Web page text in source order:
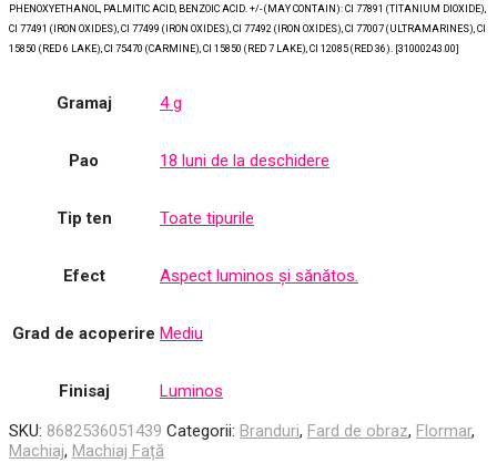
PHENOXYETHANOL, PALMITIC ACID, BENZOIC ACID. +/- (MAY CONTAIN): CI 77891 (TITANIUM DIOXIDE),
CI 77491 (IRON OXIDES), CI 77499 (IRON OXIDES), CI 77492 (IRON OXIDES), CI 77007 (ULTRAMARINES), CI
15850 (RED 6 LAKE), CI 75470 (CARMINE), CI 15850 (RED 7 LAKE), CI 12085 (RED 36). [31000243.00]
Gramaj 4 g
Pao 18 luni de la deschidere
Tip ten Toate tipurile
Efect Aspect luminos și sănătos.
Grad de acoperire Mediu
Finisaj
Luminos
SKU: 8682536051439 Categorii: Branduri, Fard de obraz, Flormar,
Machiaj, Machiaj Față